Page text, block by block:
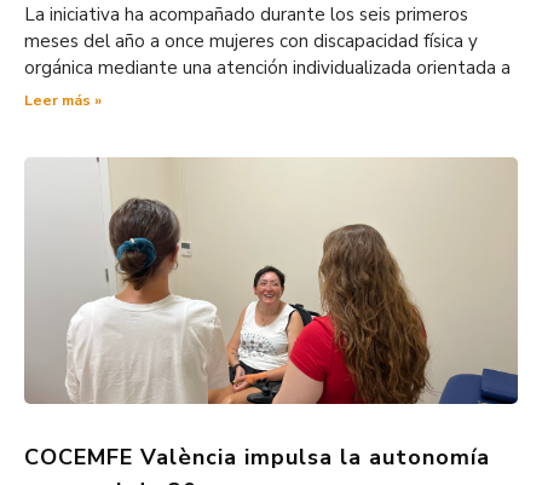
La iniciativa ha acompañado durante los seis primeros
meses del año a once mujeres con discapacidad física y
orgánica mediante una atención individualizada orientada a
Leer más »
COCEMFE València impulsa la autonomía